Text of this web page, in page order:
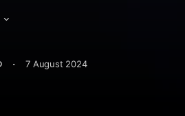
· 7 August 2024